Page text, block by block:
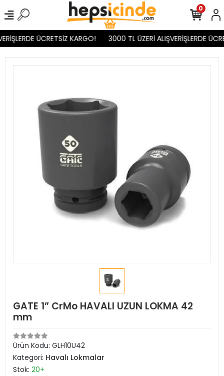
ÜCRETSİZ KARGO! 3000 TL ÜZERİ ALIŞVERİŞLERDE
0
GATE 1” CrMo HAVALI UZUN LOKMA 42
mm
Ürün Kodu: GLH10U42
Kategori: Havalı Lokmalar
Stok: 20+